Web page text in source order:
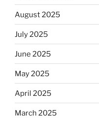
August 2025
July 2025
June 2025
May 2025
April 2025
March 2025